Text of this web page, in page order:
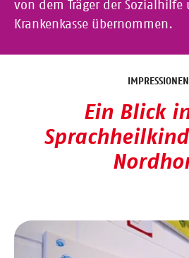
von dem Träger der Sozialhilfe
Krankenkasse übernommen.
IMPRESSIONEN
Ein Blick